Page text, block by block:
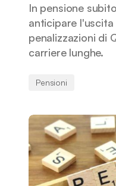
In pensione
anticipare
penalizzazioni di
carriere lunghe.
Pensioni